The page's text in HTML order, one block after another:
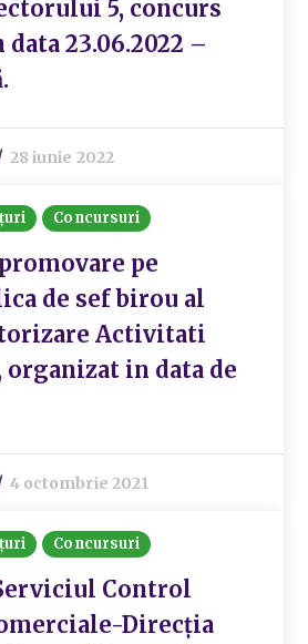
5, concurs
23.06.2022 –
28 iunie 2022
Concursuri
pe
de sef birou al
Activitati
organizat in data de
4 octombrie 2021
Concursuri
Control
Direcția